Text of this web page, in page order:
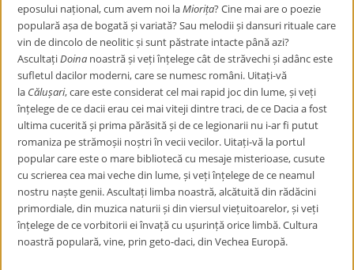
eposului național, cum avem noi laMiorița? Cine mai are o poezie
populară așa de bogată și variată? Sau melodii și dansuri rituale care
vin de dincolo de neolitic și sunt păstrate intacte până azi?
AscultațiDoina noastră și veți înțelege cât de străvechi și adânc este
sufletul dacilor moderni, care se numesc români. Uitați-vă
la Călușari, care este considerat cel mai rapid joc din lume, și veți
înțelege de ce dacii erau cei mai viteji dintre traci, de ce Dacia a fost
ultima cucerită și prima părăsită și de ce legionarii nu i-ar fi putut
romaniza pe strămoșii noștri în vecii vecilor. Uitați-vă la portul
popular care este o mare bibliotecă cu mesaje misterioase, cusute
cu scrierea cea mai veche din lume, și veți înțelege de ce neamul
nostru naște genii. Ascultați limba noastră, alcătuită din rădăcini
primordiale, din muzica naturii și din viersul viețuitoarelor, și veți
înțelege de ce vorbitorii ei învață cu ușurință orice limbă. Cultura
noastră populară, vine, prin geto-daci, din Vechea Europă.